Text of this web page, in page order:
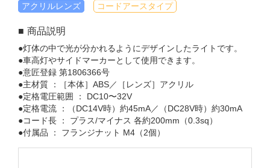
アクリルレンズ コードアースタイプ
商品説明
●灯体の中で光が分かれるようにデザインしたライトです。
●車高灯やサイドマーカーとして使用できます。
●意匠登録 第1806366号
●主材質 ：［本体］ABS／［レンズ］アクリル
●定格電圧範囲 ： DC10〜32V
●定格電流 ：（DC14V時）約45mA／（DC28V時）約30mA
●コード長 ： プラス/マイナス 各約200mm（0.3sq）
●付属品 ： フランジナット M4（2個）